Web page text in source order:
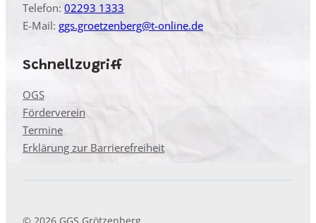
Telefon: 02293 1333
E-Mail: ggs.groetzenberg@t-online.de
Schnellzugriff
OGS
Förderverein
Termine
Erklärung zur Barrierefreiheit